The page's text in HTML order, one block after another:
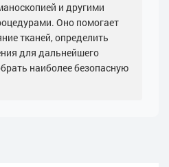
и другими
Оно помогает
тканей, определить
для дальнейшего
наиболее безопасную